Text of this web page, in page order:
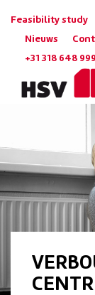
Feasibility study
Nieuws
+31 318 648 999